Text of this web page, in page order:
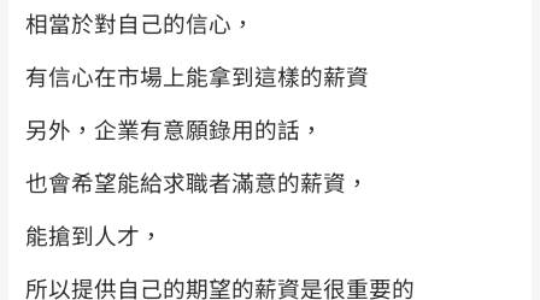
相當於對自己的信心，
有信心在市場上能拿到這樣的薪資
另外，企業有意願錄用的話，
也會希望能給求職者滿意的薪資，
能搶到人才，
所以提供自己的期望的薪資是很重要的